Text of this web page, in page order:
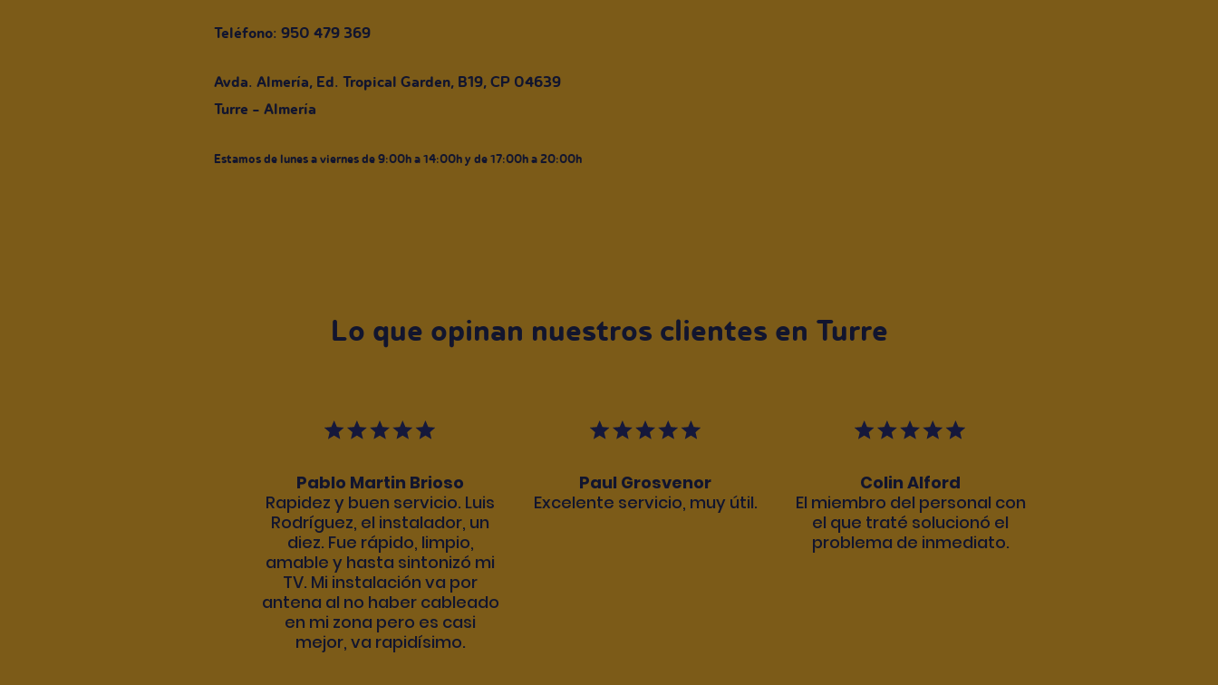
Teléfono: 950 479 369
Avda. Almería, Ed. Tropical Garden, B19, CP 04639
Turre - Almería
Estamos de lunes a viernes de 9:00h a 14:00h y de 17:00h a 20:00h
Lo que opinan nuestros clientes en Turre
Pablo Martin Brioso
Rapidez y buen servicio. Luis
Rodríguez, el instalador, un
diez. Fue rápido, limpio,
amable y hasta sintonizó mi
TV. Mi instalación va por
antena al no haber cableado
en mi zona pero es casi
mejor, va rapidísimo.
Paul Grosvenor
Excelente servicio, muy útil.
Colin Alford
El miembro del personal con
el que traté solucionó el
problema de inmediato.